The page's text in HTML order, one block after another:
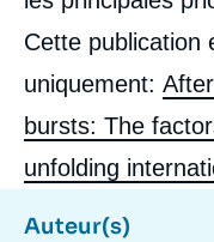
Cette publication
uniquement:
bursts: The
unfolding
Auteur(s)